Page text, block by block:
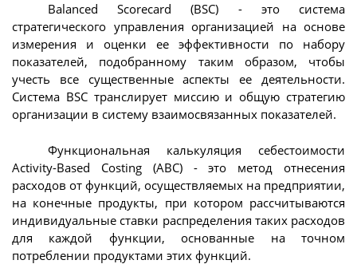
Balanced Scorecard (BSC) - это система
стратегического управления организацией на основе
измерения и оценки ее эффективности по набору
показателей, подобранному таким образом, чтобы
учесть все существенные аспекты ее деятельности.
Система BSC транслирует миссию и общую стратегию
организации в систему взаимосвязанных показателей.
Функциональная калькуляция себестоимости
Activity-Based Costing (ABC) - это метод отнесения
расходов от функций, осуществляемых на предприятии,
на конечные продукты, при котором рассчитываются
индивидуальные ставки распределения таких расходов
для каждой функции, основанные на точном
потреблении продуктами этих функций.